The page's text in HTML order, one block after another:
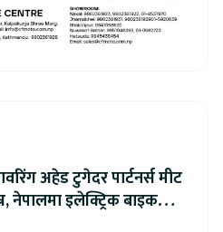
अहेड टुगेदर पार्टनर्स मीट
नेपालमा इलेक्ट्रिक बाइक